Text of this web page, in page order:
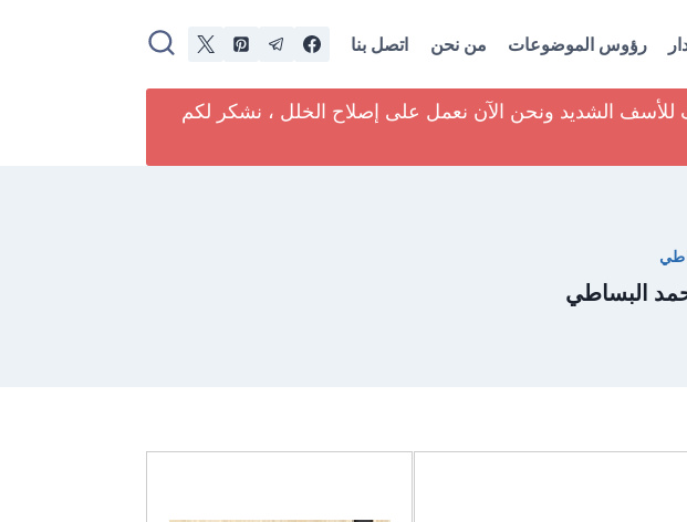
رؤوس الموضوعات من نحن اتصل بنا
للأسف الشديد ونحن الآن نعمل على إصلاح الخلل ، نشكر لكم
البساطي